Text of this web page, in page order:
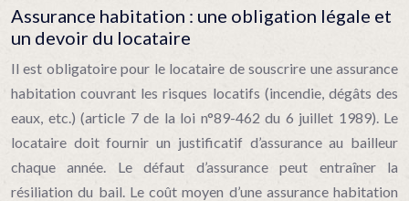
Assurance habitation : une obligation légale et
un devoir du locataire
Il est obligatoire pour le locataire de souscrire une assurance
habitation couvrant les risques locatifs (incendie, dégâts des
eaux, etc.) (article 7 de la loi n°89-462 du 6 juillet 1989). Le
locataire doit fournir un justificatif d’assurance au bailleur
chaque année. Le défaut d’assurance peut entraîner la
résiliation du bail. Le coût moyen d’une assurance habitation